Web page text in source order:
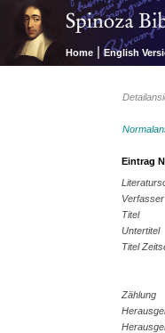
Home | English
Eintrag
Verfasser
Titel
Untertitel
Titel
Zählung